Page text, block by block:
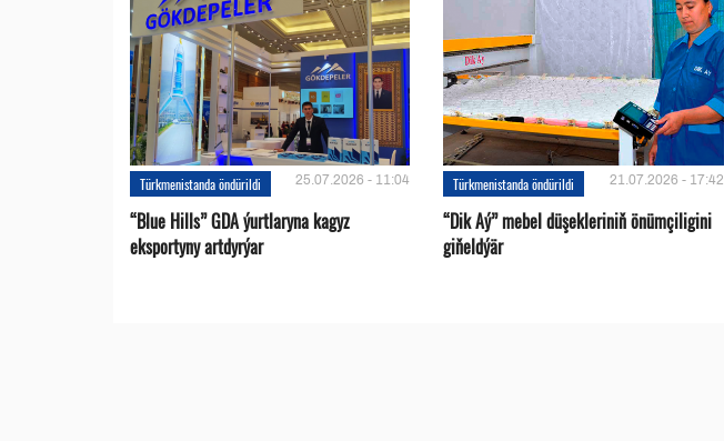
Türkmenistanda öndürildi 25.07.2026 - 11:04
“Blue Hills” GDA ýurtlaryna kagyz
eksportyny artdyrýar
Türkmenistanda öndürildi 21.07.2026 - 17:42
“Dik Aý” mebel düşekleriniň önümçiligini
giňeldýär